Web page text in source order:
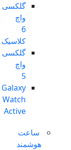
گلکسی
واچ
6
کلاسیک
گلکسی
واچ
5
Galaxy
Watch
Active
ساعت
هوشمند